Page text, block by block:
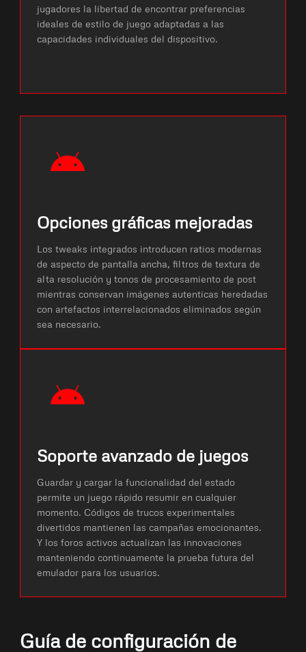
jugadores la libertad de encontrar preferencias
ideales de estilo de juego adaptadas a las
capacidades individuales del dispositivo.
Opciones gráficas mejoradas
Los tweaks integrados introducen ratios modernas
de aspecto de pantalla ancha, filtros de textura de
alta resolución y tonos de procesamiento de post
mientras conservan imágenes autenticas heredadas
con artefactos interrelacionados eliminados según
sea necesario.
Soporte avanzado de juegos
Guardar y cargar la funcionalidad del estado
permite un juego rápido resumir en cualquier
momento. Códigos de trucos experimentales
divertidos mantienen las campañas emocionantes.
Y los foros activos actualizan las innovaciones
manteniendo continuamente la prueba futura del
emulador para los usuarios.
Guía de configuración de